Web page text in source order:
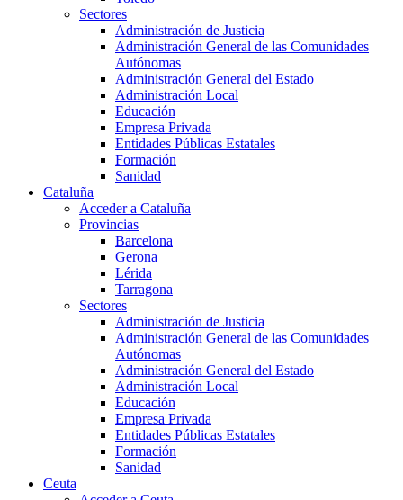
Sectores
Administración de Justicia
Administración General de las Comunidades
Autónomas
Administración General del Estado
Administración Local
Educación
Empresa Privada
Entidades Públicas Estatales
Formación
Sanidad
Cataluña
Acceder a Cataluña
Provincias
Barcelona
Gerona
Lérida
Tarragona
Sectores
Administración de Justicia
Administración General de las Comunidades
Autónomas
Administración General del Estado
Administración Local
Educación
Empresa Privada
Entidades Públicas Estatales
Formación
Sanidad
Ceuta